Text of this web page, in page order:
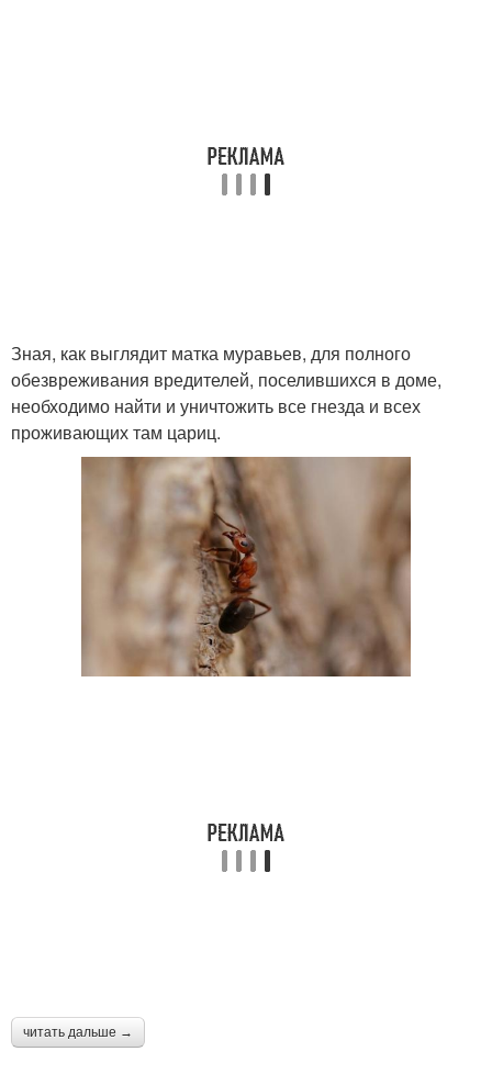
Зная, как выглядит матка муравьев, для полного
обезвреживания вредителей, поселившихся в доме,
необходимо найти и уничтожить все гнезда и всех
проживающих там цариц.
читать дальше →